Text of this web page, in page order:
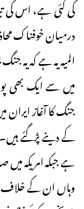
کی گئی ہے، اس
درمیان خوفناک
المیہ یہ ہے کہ یہ
میں سے ایک بھی
جنگ کا آغاز ایران
کے دینے پڑگئے
ہے جبکہ امریکہ
وہاں ان کے خلاف